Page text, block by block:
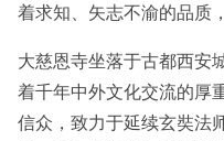
着求知、矢志不渝的品质
大慈恩寺坐落于古都西安
着千年中外文化交流的厚
信众，致力于延续玄奘法